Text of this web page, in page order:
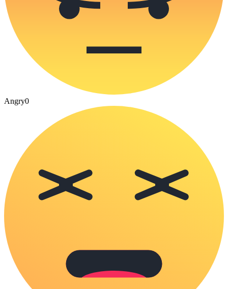
Angry0